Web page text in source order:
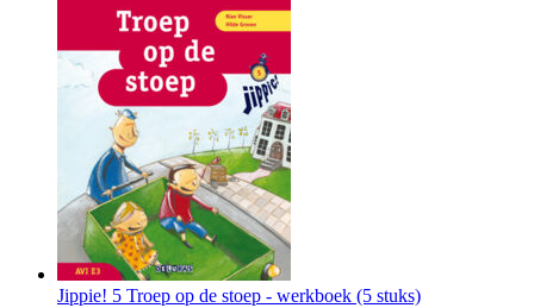
Jippie! 5 Troep op de stoep - werkboek (5 stuks)